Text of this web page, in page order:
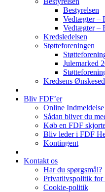
Bestyrelsen
Vedtægter –
Vedtægter –
Kredsledelsen
Støtteforeningen
Julemarked
Kredsens
Bliv FDF’er
Online Indmeldelse
Sådan bliver du
Køb en FDF
Bliv leder i FDF
Kontingent
Kontakt os
Har du spørgsmål?
Privatlivspolitik
Cookie-politik